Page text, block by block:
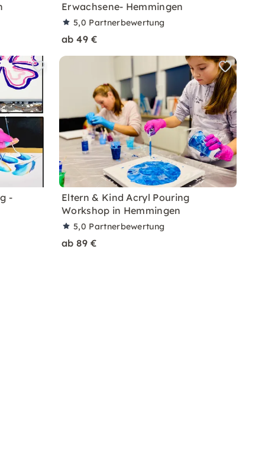
Erwachsene- Hemmingen
5,0 Partnerbewertung
ab 49 €
-
Eltern & Kind Acryl Pouring
Workshop in Hemmingen
5,0 Partnerbewertung
ab 89 €